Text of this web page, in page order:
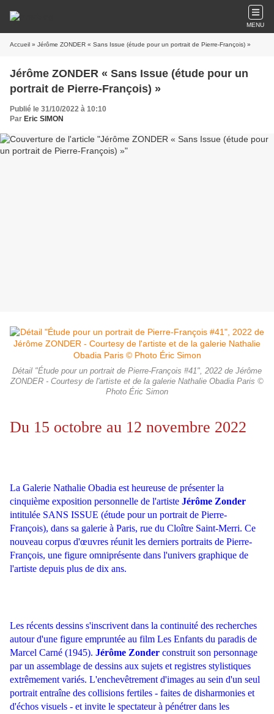
MENU
Accueil » Jérôme ZONDER « Sans Issue (étude pour un portrait de Pierre-François) »
Jérôme ZONDER « Sans Issue (étude pour un
portrait de Pierre-François) »
Publié le 31/10/2022 à 10:10
Par Eric SIMON
Détail "Étude pour un portrait de Pierre-François #41", 2022 de Jérôme
ZONDER - Courtesy de l'artiste et de la galerie Nathalie Obadia Paris ©
Photo Éric Simon
Du 15 octobre au 12 novembre 2022
La Galerie Nathalie Obadia est heureuse de présenter la
cinquième exposition personnelle de l'artiste Jérôme Zonder
intitulée SANS ISSUE (étude pour un portrait de Pierre-
François), dans sa galerie à Paris, rue du Cloître Saint-Merri. Ce
nouveau corpus d'œuvres réunit les derniers portraits de Pierre-
François, une figure omniprésente dans l'univers graphique de
l'artiste depuis plus de dix ans.
Les récents dessins s'inscrivent dans la continuité des recherches
autour d'une figure empruntée au film Les Enfants du paradis de
Marcel Carné (1945). Jérôme Zonder construit son personnage
par un assemblage de dessins aux sujets et registres stylistiques
extrêmement variés. L'enchevêtrement d'images au sein d'un seul
portrait entraîne des collisions fertiles - faites de disharmonies et
d'échos visuels - et invite le spectateur à pénétrer dans les